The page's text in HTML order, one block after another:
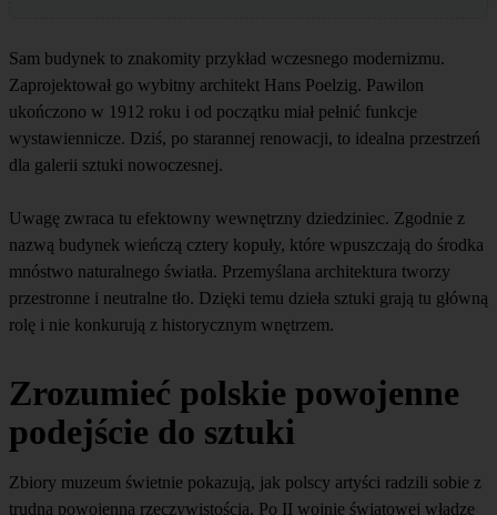
Sam budynek to znakomity przykład wczesnego modernizmu.
Zaprojektował go wybitny architekt Hans Poelzig. Pawilon
ukończono w 1912 roku i od początku miał pełnić funkcje
wystawiennicze. Dziś, po starannej renowacji, to idealna przestrzeń
dla galerii sztuki nowoczesnej.
Uwagę zwraca tu efektowny wewnętrzny dziedziniec. Zgodnie z
nazwą budynek wieńczą cztery kopuły, które wpuszczają do środka
mnóstwo naturalnego światła. Przemyślana architektura tworzy
przestronne i neutralne tło. Dzięki temu dzieła sztuki grają tu główną
rolę i nie konkurują z historycznym wnętrzem.
Zrozumieć polskie powojenne
podejście do sztuki
Zbiory muzeum świetnie pokazują, jak polscy artyści radzili sobie z
trudną powojenną rzeczywistością. Po II wojnie światowej władze